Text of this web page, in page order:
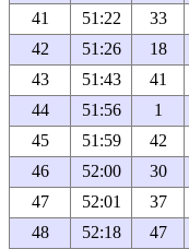
41
51:22 33
42
51:26 18
43
51:43 41
44
51:56 1
45
51:59 42
46
52:00 30
47
52:01 37
48
52:18 47